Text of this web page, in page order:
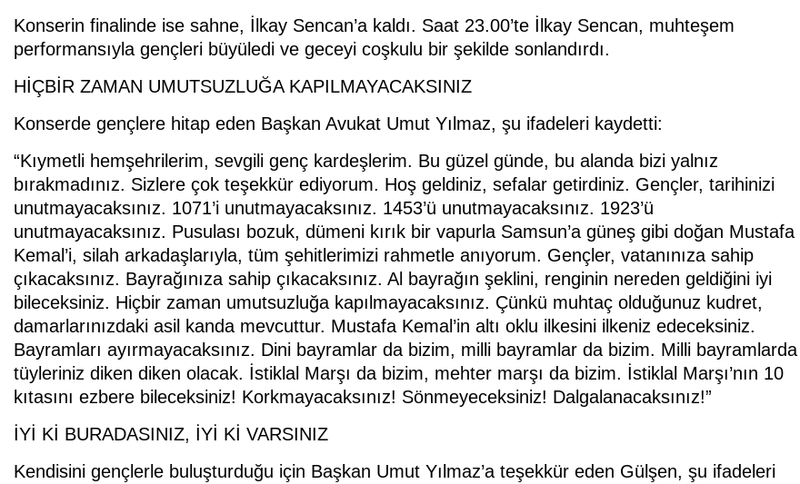
Konserin finalinde ise sahne, İlkay Sencan’a kaldı. Saat 23.00’te İlkay Sencan, muhteşem
performansıyla gençleri büyüledi ve geceyi coşkulu bir şekilde sonlandırdı.
HİÇBİR ZAMAN UMUTSUZLUĞA KAPILMAYACAKSINIZ
Konserde gençlere hitap eden Başkan Avukat Umut Yılmaz, şu ifadeleri kaydetti:
“Kıymetli hemşehrilerim, sevgili genç kardeşlerim. Bu güzel günde, bu alanda bizi yalnız
bırakmadınız. Sizlere çok teşekkür ediyorum. Hoş geldiniz, sefalar getirdiniz. Gençler, tarihinizi
unutmayacaksınız. 1071’i unutmayacaksınız. 1453’ü unutmayacaksınız. 1923’ü
unutmayacaksınız. Pusulası bozuk, dümeni kırık bir vapurla Samsun’a güneş gibi doğan Mustafa
Kemal’i, silah arkadaşlarıyla, tüm şehitlerimizi rahmetle anıyorum. Gençler, vatanınıza sahip
çıkacaksınız. Bayrağınıza sahip çıkacaksınız. Al bayrağın şeklini, renginin nereden geldiğini iyi
bileceksiniz. Hiçbir zaman umutsuzluğa kapılmayacaksınız. Çünkü muhtaç olduğunuz kudret,
damarlarınızdaki asil kanda mevcuttur. Mustafa Kemal’in altı oklu ilkesini ilkeniz edeceksiniz.
Bayramları ayırmayacaksınız. Dini bayramlar da bizim, milli bayramlar da bizim. Milli bayramlarda
tüyleriniz diken diken olacak. İstiklal Marşı da bizim, mehter marşı da bizim. İstiklal Marşı’nın 10
kıtasını ezbere bileceksiniz! Korkmayacaksınız! Sönmeyeceksiniz! Dalgalanacaksınız!”
İYİ Kİ BURADASINIZ, İYİ Kİ VARSINIZ
Kendisini gençlerle buluşturduğu için Başkan Umut Yılmaz’a teşekkür eden Gülşen, şu ifadeleri